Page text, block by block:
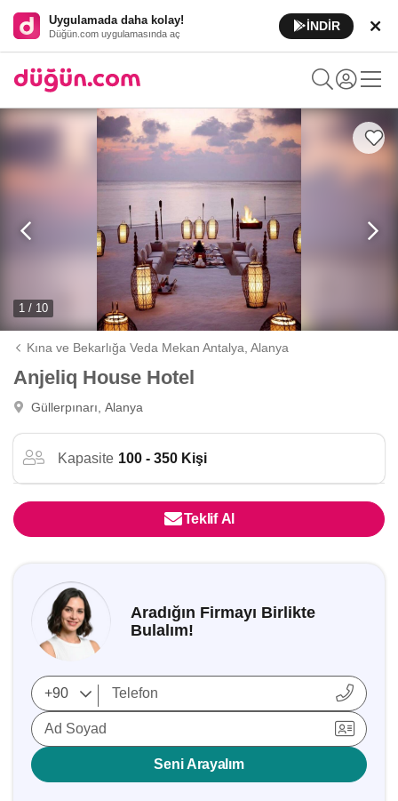
Uygulamada daha kolay!
Düğün.com uygulamasında aç
İNDİR
1 / 10
Kına ve Bekarlığa Veda Mekan Antalya,Alanya
Anjeliq House Hotel
Güllerpınarı, Alanya
Kapasite 100 - 350 Kişi
Teklif Al
Aradığın Firmayı Birlikte
Bulalım!
Ad Soyad
Seni Arayalım